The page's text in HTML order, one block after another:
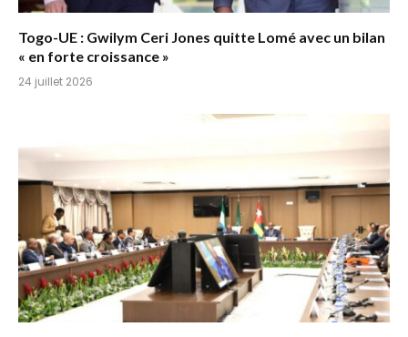
Togo-UE : Gwilym Ceri Jones quitte Lomé avec un bilan
« en forte croissance »
24 juillet 2026